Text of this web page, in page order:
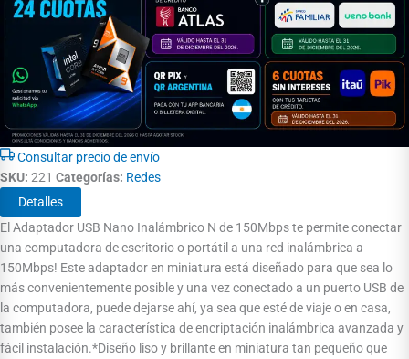
Consultar precio de envío
SKU: 221 Categorías: Redes
Detalles
El Adaptador USB Nano Inalámbrico N de 150Mbps te permite conectar
una computadora de escritorio o portátil a una red inalámbrica a
150Mbps! Este adaptador en miniatura está diseñado para que sea lo
más convenientemente posible y una vez conectado a un puerto USB de
la computadora, puede dejarse ahí, ya sea que esté de viaje o en casa,
también posee la característica de encriptación inalámbrica avanzada y
fácil instalación.*Diseño liso y brillante en miniatura tan pequeño que